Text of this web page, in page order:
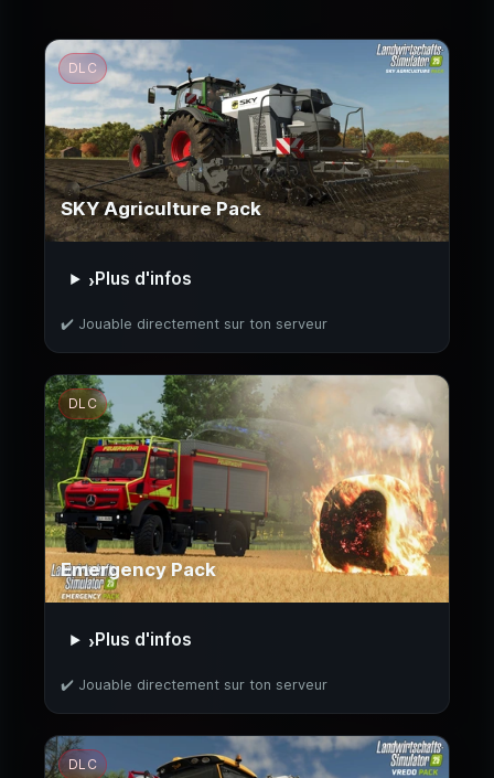
DLC
SKY Agriculture Pack
›Plus d'infos
✔️ Jouable directement sur ton serveur
DLC
Emergency Pack
›Plus d'infos
✔️ Jouable directement sur ton serveur
DLC